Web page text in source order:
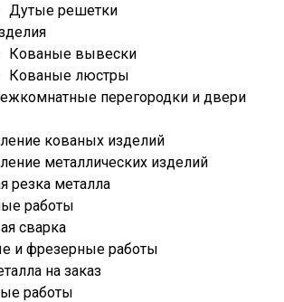
Дутые решетки
Кованые вывески
Кованые люстры
перегородки и двери
кованых изделий
металлических изделий
резка металла
работы
сварка
и фрезерные работы
на заказ
работы